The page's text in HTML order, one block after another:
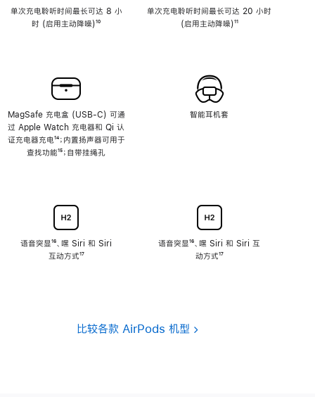
单次充电聆听时间最长可达 8 小
时 (启用主动降噪)脚
¹⁰
MagSafe 充电盒 (USB-C) 可通
过 Apple Watch 充电器和 Qi 认
证充电器充电脚
注
¹⁴；内置扬声器可用于
查找功能脚
¹⁵；自带挂绳孔
语音突显脚
注
¹⁶、嘿 Siri 和 Siri
互动方式脚
¹⁷
单次充电聆听时间最长可达 20 小时
(启用主动降噪)脚
¹¹
智能耳机套
语音突显脚
注
¹⁶、嘿 Siri 和 Siri 互
动方式脚
¹⁷
比较各款 AirPods 机型